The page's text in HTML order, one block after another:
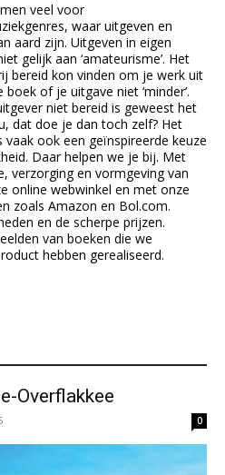
veel voor
waar uitgeven en
aard zijn. Uitgeven in eigen
gelijk aan ‘amateurisme’. Het
bereid kon vinden om je werk uit
of je uitgave niet ‘minder’.
niet bereid is geweest het
dat doe je dan toch zelf? Het
vaak ook een geïnspireerde keuze
Daar helpen we je bij. Met
verzorging en vormgeving van
online webwinkel en met onze
zoals Amazon en Bol.com.
en de scherpe prijzen.
van boeken die we
hebben gerealiseerd.
Overflakkee
0